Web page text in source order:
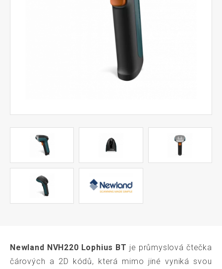
Newland NVH220 Lophius BT je průmyslová čtečka
čárových a 2D kódů, která mimo jiné vyniká svou